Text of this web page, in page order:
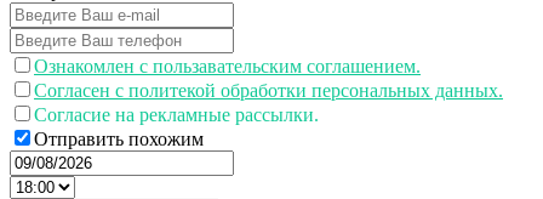
Ознакомлен с пользавательским соглашением.
Согласен с политекой обработки персональных данных.
Согласие на рекламные рассылки.
Отправить похожим